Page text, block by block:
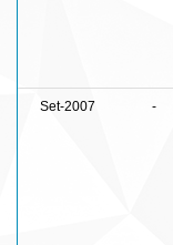
Set-2007 -